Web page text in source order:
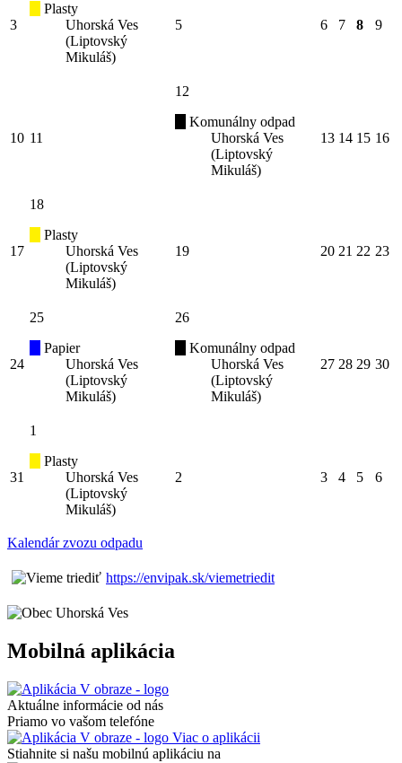
3
Plasty
Uhorská Ves
(Liptovský
Mikuláš)
5 6 7 8 9
10 11
12
Komunálny odpad
Uhorská Ves
(Liptovský
Mikuláš)
13 14 15 16
17
18
Plasty
Uhorská Ves
(Liptovský
Mikuláš)
19 20 21 22 23
24
25
Papier
Uhorská Ves
(Liptovský
Mikuláš)
26
Komunálny odpad
Uhorská Ves
(Liptovský
Mikuláš)
27 28 29 30
31
1
Plasty
Uhorská Ves
(Liptovský
Mikuláš)
2 3 4 5 6
Kalendár zvozu odpadu
https://envipak.sk/viemetriedit
Mobilná aplikácia
Aktuálne informácie od nás
Priamo vo vašom telefóne
Viac o aplikácii
Stiahnite si našu mobilnú aplikáciu na